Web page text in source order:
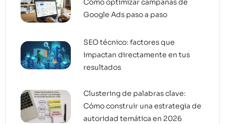
Cómo optimizar campañas de
Google Ads paso a paso
SEO técnico: factores que
impactan directamente en tus
resultados
Clustering de palabras clave:
Cómo construir una estrategia de
autoridad temática en 2026